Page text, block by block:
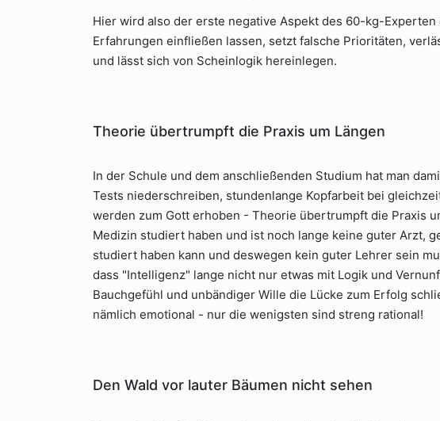
Hier wird also der erste negative Aspekt des 60-kg-
Erfahrungen einfließen lassen, setzt falsche Prioritäten,
und lässt sich von Scheinlogik hereinlegen.
Theorie übertrumpft die Praxis um Längen
In der Schule und dem anschließenden Studium hat man
Tests niederschreiben, stundenlange Kopfarbeit bei
werden zum Gott erhoben - Theorie übertrumpft die Praxis
Medizin studiert haben und ist noch lange keine guter Arzt,
studiert haben kann und deswegen kein guter Lehrer sein
dass "Intelligenz" lange nicht nur etwas mit Logik und
Bauchgefühl und unbändiger Wille die Lücke zum Erfolg
nämlich emotional - nur die wenigsten sind streng rational!
Den Wald vor lauter Bäumen nicht sehen